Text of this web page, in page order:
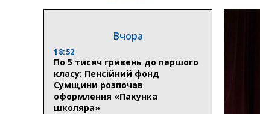
Вчора
18:52
По 5 тисяч гривень до першого
класу: Пенсійний фонд
Сумщини розпочав
оформлення «Пакунка
школяра»